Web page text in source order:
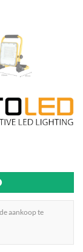
aankoop te